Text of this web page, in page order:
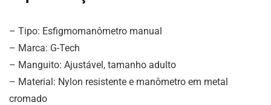
– Tipo: Esfigmomanômetro manual
– Marca: G-Tech
– Manguito: Ajustável, tamanho adulto
– Material: Nylon resistente e manômetro em metal
cromado